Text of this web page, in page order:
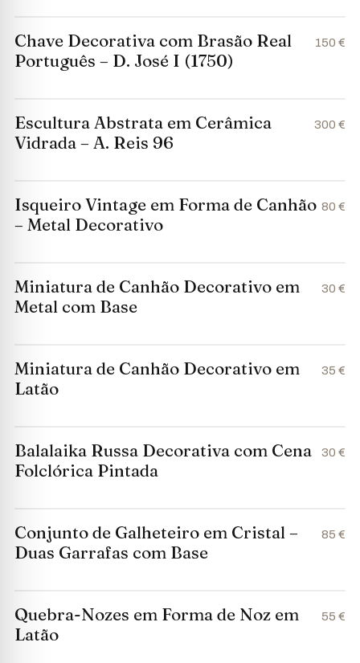
Chave Decorativa com Brasão Real
Português – D. José I (1750)
150 €
Escultura Abstrata em Cerâmica
Vidrada – A. Reis 96
300 €
Isqueiro Vintage em Forma de Canhão
– Metal Decorativo
80 €
Miniatura de Canhão Decorativo em
Metal com Base
30 €
Miniatura de Canhão Decorativo em
Latão
35 €
Balalaika Russa Decorativa com Cena
Folclórica Pintada
30 €
Conjunto de Galheteiro em Cristal –
Duas Garrafas com Base
85 €
Quebra-Nozes em Forma de Noz em
Latão
55 €